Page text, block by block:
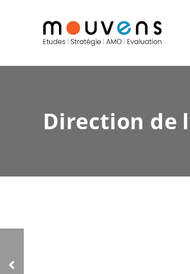
Direction de